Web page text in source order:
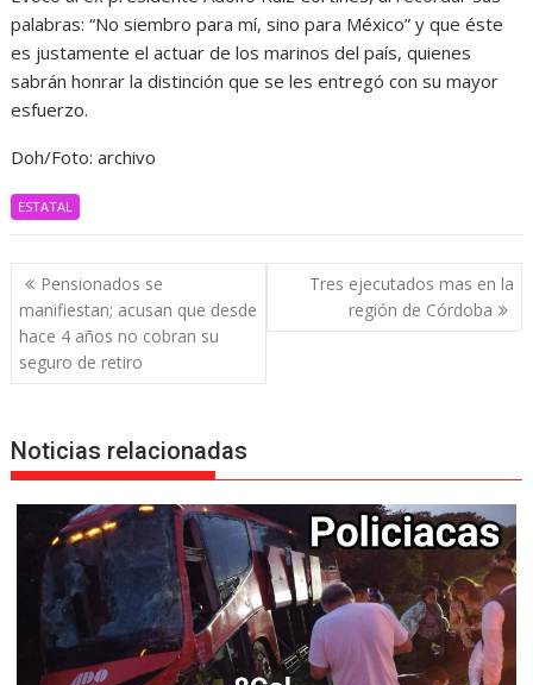
palabras: “No siembro para mí, sino para México” y que éste
es justamente el actuar de los marinos del país, quienes
sabrán honrar la distinción que se les entregó con su mayor
esfuerzo.
Doh/Foto: archivo
ESTATAL
Navegación
de
entradas
Pensionados se
manifiestan; acusan que desde
hace 4 años no cobran su
seguro de retiro
Tres ejecutados mas en la
región de Córdoba
Noticias relacionadas